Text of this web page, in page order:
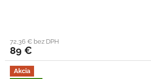
72,36 € bez DPH
89 €
Akcia